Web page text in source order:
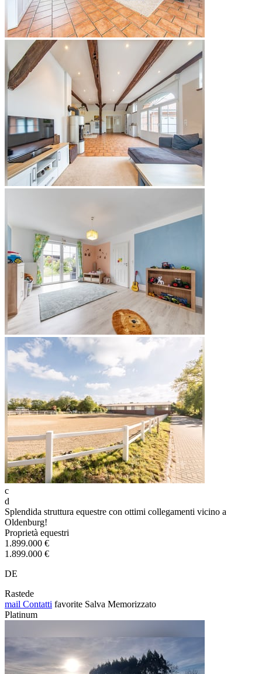
c
d
Splendida struttura equestre con ottimi collegamenti vicino a
Oldenburg!
Proprietà equestri
1.899.000 €
1.899.000 €
DE
Rastede
mail Contatti favorite Salva Memorizzato
Platinum